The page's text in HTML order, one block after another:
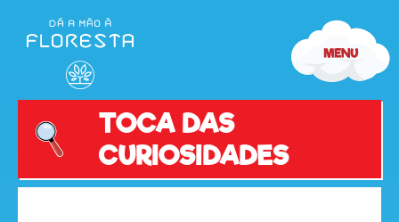
TOCA DAS
CURIOSIDADES